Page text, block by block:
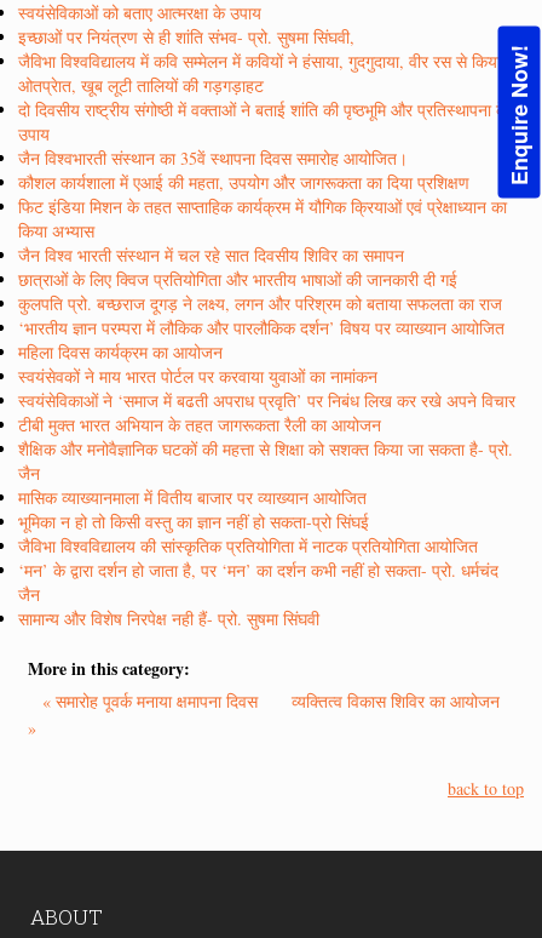
Enquire Now!
स्वयंसेविकाओं को बताए आत्मरक्षा के उपाय
इच्छाओं पर नियंत्रण से ही शांति संभव- प्रो. सुषमा सिंघवी,
जैविभा विश्वविद्यालय में कवि सम्मेलन में कवियों ने हंसाया, गुदगुदाया, वीर रस से किया
ओतप्रेात, खूब लूटी तालियों की गड़गड़ाहट
दो दिवसीय राष्ट्रीय संगोष्ठी में वक्ताओं ने बताई शांति की पृष्ठभूमि और प्रतिस्थापना के
उपाय
जैन विश्वभारती संस्थान का 35वें स्थापना दिवस समारोह आयोजित।
कौशल कार्यशाला में एआई की महता, उपयोग और जागरूकता का दिया प्रशिक्षण
फिट इंडिया मिशन के तहत साप्ताहिक कार्यक्रम में यौगिक क्रियाओं एवं प्रेक्षाध्यान का
किया अभ्यास
जैन विश्व भारती संस्थान में चल रहे सात दिवसीय शिविर का समापन
छात्राओं के लिए क्विज प्रतियोगिता और भारतीय भाषाओं की जानकारी दी गई
कुलपति प्रो. बच्छराज दूगड़ ने लक्ष्य, लगन और परिश्रम को बताया सफलता का राज
‘भारतीय ज्ञान परम्परा में लौकिक और पारलौकिक दर्शन’ विषय पर व्याख्यान आयोजित
महिला दिवस कार्यक्रम का आयोजन
स्वयंसेवकों ने माय भारत पोर्टल पर करवाया युवाओं का नामांकन
स्वयंसेविकाओं ने ‘समाज में बढती अपराध प्रवृति’ पर निबंध लिख कर रखे अपने विचार
टीबी मुक्त भारत अभियान के तहत जागरूकता रैली का आयोजन
शैक्षिक और मनोवैज्ञानिक घटकों की महत्ता से शिक्षा को सशक्त किया जा सकता है- प्रो.
जैन
मासिक व्याख्यानमाला में वितीय बाजार पर व्याख्यान आयोजित
भूमिका न हो तो किसी वस्तु का ज्ञान नहीं हो सकता-प्रो सिंघई
जैविभा विश्वविद्यालय की सांस्कृतिक प्रतियोगिता में नाटक प्रतियोगिता आयोजित
‘मन’ के द्वारा दर्शन हो जाता है, पर ‘मन’ का दर्शन कभी नहीं हो सकता- प्रो. धर्मचंद
जैन
सामान्य और विशेष निरपेक्ष नही हैं- प्रो. सुषमा सिंघवी
More in this category:
« समारोह पूवर्क मनाया क्षमापना दिवस
व्यक्तित्व विकास शिविर का आयोजन
»
back to top
ABOUT